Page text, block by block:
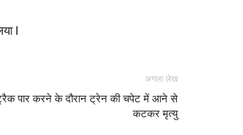
l
अगला लेख
पार करने के दौरान ट्रेन की चपेट में आने से
कटकर मृत्यु